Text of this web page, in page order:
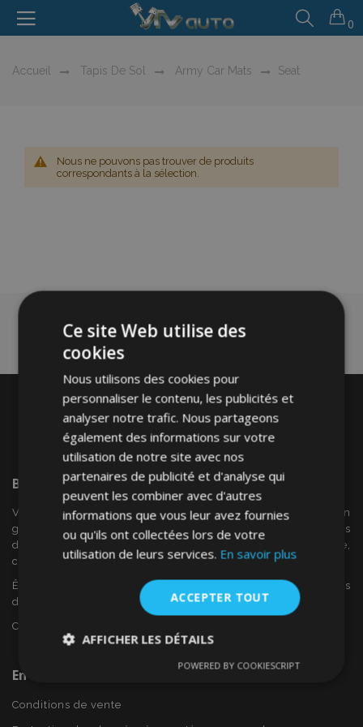
0
Accueil Tapis De Sol Army Car Mats Seat
Nous ne pouvons pas trouver de produits
correspondants à la sélection.
Bienvenue SurVTVAuto
VTV voiture est un détaillant européen et fournisseur en
gros d'accessoires automobiles tels que:. les enjoliveurs, les
déflecteurs de vent, housses de siège, tapis de voiture,
couvertures de chrome et cadres ...
Êtes-vous intéressé par dropshipping ou voulez-vous
devenir notre partenaire?
Contactez-nous dès aujourd'hui!
En Savoir Plus Sur VTVAuto
Conditions de vente
Ce site Web utilise des
cookies
Nous utilisons des cookies pour
personnaliser le contenu, les publicités et
analyser notre trafic. Nous partageons
également des informations sur votre
utilisation de notre site avec nos
partenaires de publicité et d'analyse qui
peuvent les combiner avec d'autres
informations que vous leur avez fournies
ou qu'ils ont collectées lors de votre
utilisation de leurs services. En savoir plus
ACCEPTER TOUT
AFFICHER LES DÉTAILS
Performance Ciblage
POWERED BY COOKIESCRIPT